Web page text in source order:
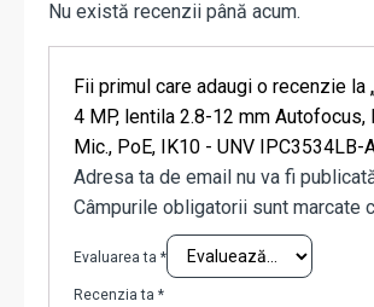
Nu există recenzii până acum.
Fii primul care adaugi o recenzie la
4 MP, lentila 2.8-12 mm Autofocus,
Mic., PoE, IK10 - UNV IPC3534LB-
Adresa ta de email nu va fi
Câmpurile obligatorii sunt marcate
Evaluarea ta *
Recenzia ta *